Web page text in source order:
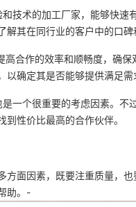
技术的加工厂家，能够快速
其在同行业的客户中的口碑
合作的效率和顺畅度，确
确定其是否能够提供满足需
一个很重要的考虑因素。
性价比最高的合作伙伴。
方面因素，既要注重质量，
助。-